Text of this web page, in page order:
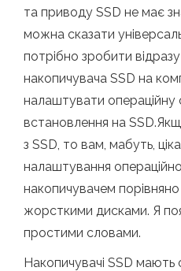
та приводу SSD не має
можна сказати
потрібно зробити
накопичувача SSD на
налаштувати операційну
встановлення на
з SSD, то вам, мабуть,
налаштування
накопичувачем порівняно
жорсткими дисками. Я
простими словами.
Накопичувачі SSD